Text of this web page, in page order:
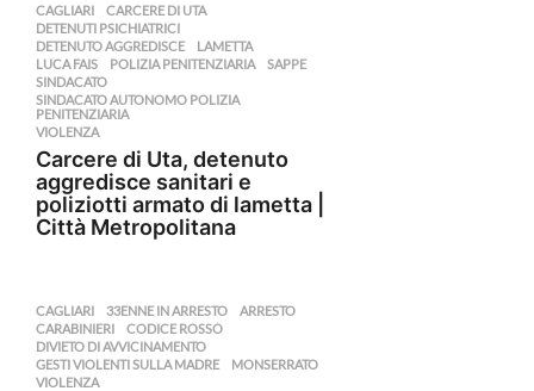
CAGLIARI CARCERE DI UTA
DETENUTI PSICHIATRICI
DETENUTO AGGREDISCE
,LAMETTA
LUCA FAIS
,POLIZIA PENITENZIARIA ,SAPPE
SINDACATO
SINDACATO AUTONOMO POLIZIA
PENITENZIARIA
VIOLENZA
Carcere di Uta, detenuto
aggredisce sanitari e
poliziotti armato di lametta |
Città Metropolitana
CAGLIARI 33ENNE IN ARRESTO ,ARRESTO
CARABINIERI
,CODICE ROSSO
DIVIETO DI AVVICINAMENTO
GESTI VIOLENTI SULLA MADRE
,MONSERRATO
VIOLENZA